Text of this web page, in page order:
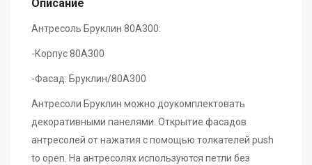
Описание
Антресоль Бруклин 80А300:
-Корпус 80А300
-Фасад: Бруклин/80А300
Антресоли Бруклин можно доукомплектовать
декоративными панелями. Открытие фасадов
антресолей от нажатия с помощью толкателей push
to open. На антресолях используются петли без